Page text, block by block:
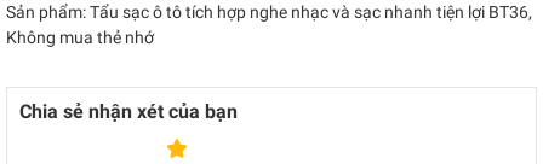
Sản phẩm: Tẩu sạc ô tô tích hợp nghe nhạc và sạc nhanh tiện lợi BT36,
Không mua thẻ nhớ
Chia sẻ nhận xét của bạn